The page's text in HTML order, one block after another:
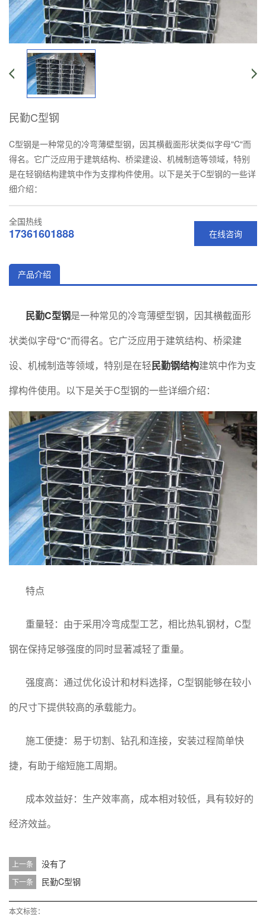
民勤C型钢
C型钢是一种常见的冷弯薄壁型钢，因其横截面形状类似字母"C"而
得名。它广泛应用于建筑结构、桥梁建设、机械制造等领域，特别
是在轻钢结构建筑中作为支撑构件使用。以下是关于C型钢的一些详
细介绍：
在线咨询
全国热线
17361601888
产品介绍
民勤C型钢是一种常见的冷弯薄壁型钢，因其横截面形
状类似字母"C"而得名。它广泛应用于建筑结构、桥梁建
设、机械制造等领域，特别是在轻民勤钢结构建筑中作为支
撑构件使用。以下是关于C型钢的一些详细介绍：
特点
重量轻：由于采用冷弯成型工艺，相比热轧钢材，C型
钢在保持足够强度的同时显著减轻了重量。
强度高：通过优化设计和材料选择，C型钢能够在较小
的尺寸下提供较高的承载能力。
施工便捷：易于切割、钻孔和连接，安装过程简单快
捷，有助于缩短施工周期。
成本效益好：生产效率高，成本相对较低，具有较好的
经济效益。
上一条 没有了
下一条 民勤C型钢
本文标签：